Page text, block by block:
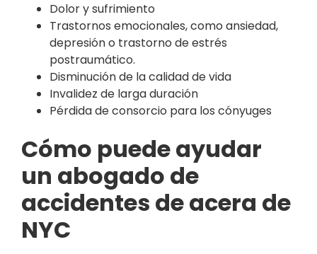
Dolor y sufrimiento
Trastornos emocionales, como ansiedad,
depresión o trastorno de estrés
postraumático.
Disminución de la calidad de vida
Invalidez de larga duración
Pérdida de consorcio para los cónyuges
Cómo puede ayudar
un abogado de
accidentes de acera de
NYC